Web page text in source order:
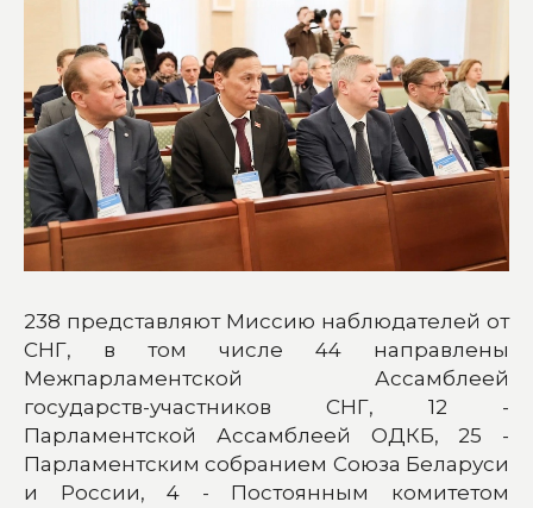
238 представляют Миссию наблюдателей от
СНГ, в том числе 44 направлены
Межпарламентской Ассамблеей
государств-участников СНГ, 12 -
Парламентской Ассамблеей ОДКБ, 25 -
Парламентским собранием Союза Беларуси
и России, 4 - Постоянным комитетом